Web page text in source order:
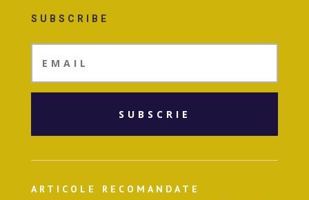
SUBSCRIBE
SUBSCRIE
ARTICOLE RECOMANDATE